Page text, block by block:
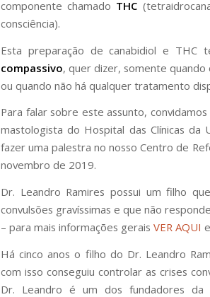
componente chamado THC
consciência).
Esta preparação de canabidiol e THC
compassivo, quer dizer, somente
ou quando não há qualquer tratamento
Para falar sobre este assunto, convidamos
mastologista do Hospital das Clínicas da
fazer uma palestra no nosso Centro de
novembro de 2019.
Dr. Leandro Ramires possui um filho
convulsões gravíssimas e que não
– para mais informações gerais VER AQUI
Há cinco anos o filho do Dr. Leandro
com isso conseguiu controlar as crises
Dr. Leandro é um dos fundadores da